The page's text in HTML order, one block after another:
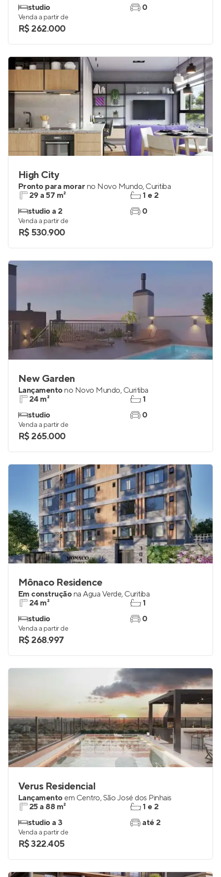
studio
0
Venda a partir de
R$ 262.000
High City
Pronto para morar no Novo Mundo, Curitiba
29 a 57 m²
studio a 2
1 e 2
0
Venda a partir de
R$ 530.900
New Garden
Lançamentono Novo Mundo, Curitiba
24 m²
studio
1
0
Venda a partir de
R$ 265.000
Mônaco Residence
Em construçãona Água Verde, Curitiba
24 m²
studio
1
0
Venda a partir de
R$ 268.997
Verus Residencial
Lançamento em Centro,São José dos Pinhais
25 a 88 m²
studio a 3
1 e 2
até 2
Venda a partir de
R$ 322.405